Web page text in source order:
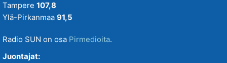
Tampere 107,8
Ylä-Pirkanmaa 91,5
Radio SUN on osa Pirmedioita.
Juontajat: